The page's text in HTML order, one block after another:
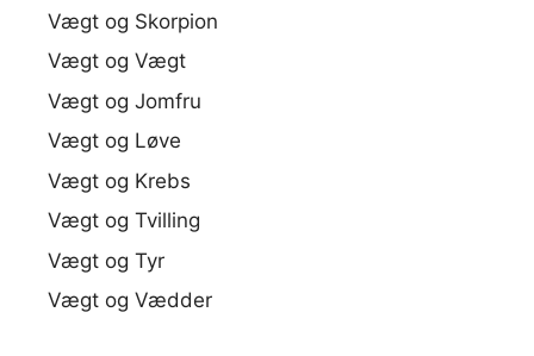
Vægt og Skorpion
Vægt og Vægt
Vægt og Jomfru
Vægt og Løve
Vægt og Krebs
Vægt og Tvilling
Vægt og Tyr
Vægt og Vædder